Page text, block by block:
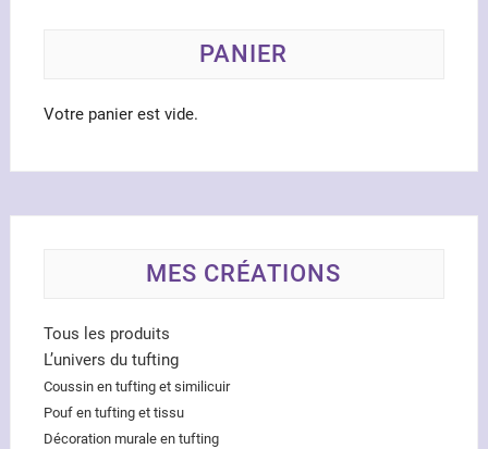
la
PANIER
Votre panier est vide.
MES CRÉATIONS
Tous les produits
L’univers du tufting
Coussin en tufting et similicuir
Pouf en tufting et tissu
Décoration murale en tufting